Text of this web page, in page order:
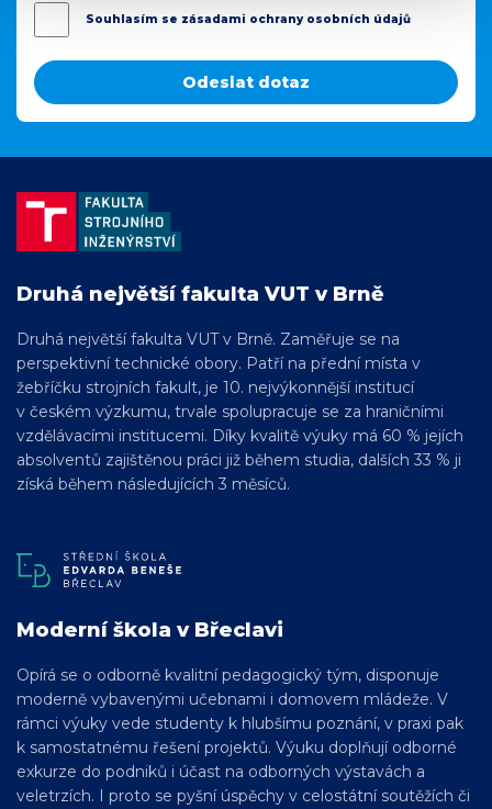
Souhlasím se zásadami ochrany osobních údajů
Moderní škola v Břeclavi
Opírá se o odborně kvalitní pedagogický tým, disponuje
moderně vybavenými učebnami i domovem mládeže. V
rámci výuky vede studenty k hlubšímu poznání, v praxi pak
k samostatnému řešení projektů. Výuku doplňují odborné
exkurze do podniků i účast na odborných výstavách a
veletrzích. I proto se pyšní úspěchy v celostátní soutěžích či
Druhá největší fakulta VUT v Brně
Druhá největší fakulta VUT v Brně. Zaměřuje se na
perspektivní technické obory. Patří na přední místa v
žebříčku strojních fakult, je 10. nejvýkonnější institucí
v českém výzkumu, trvale spolupracuje se za hraničními
vzdělávacími institucemi. Díky kvalitě výuky má 60 % jejích
absolventů zajištěnou práci již během studia, dalších 33 % ji
získá během následujících 3 měsíců.